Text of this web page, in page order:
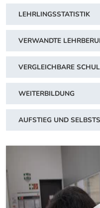
LEHRLINGSSTATISTIK
VERWANDTE
VERGLEICHBARE
WEITERBILDUNG
AUFSTIEG UND